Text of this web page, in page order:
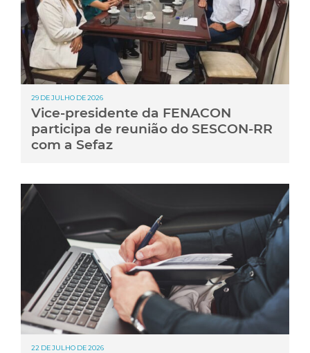
29 DE JULHO DE 2026
Vice-presidente da FENACON
participa de reunião do SESCON-RR
com a Sefaz
22 DE JULHO DE 2026